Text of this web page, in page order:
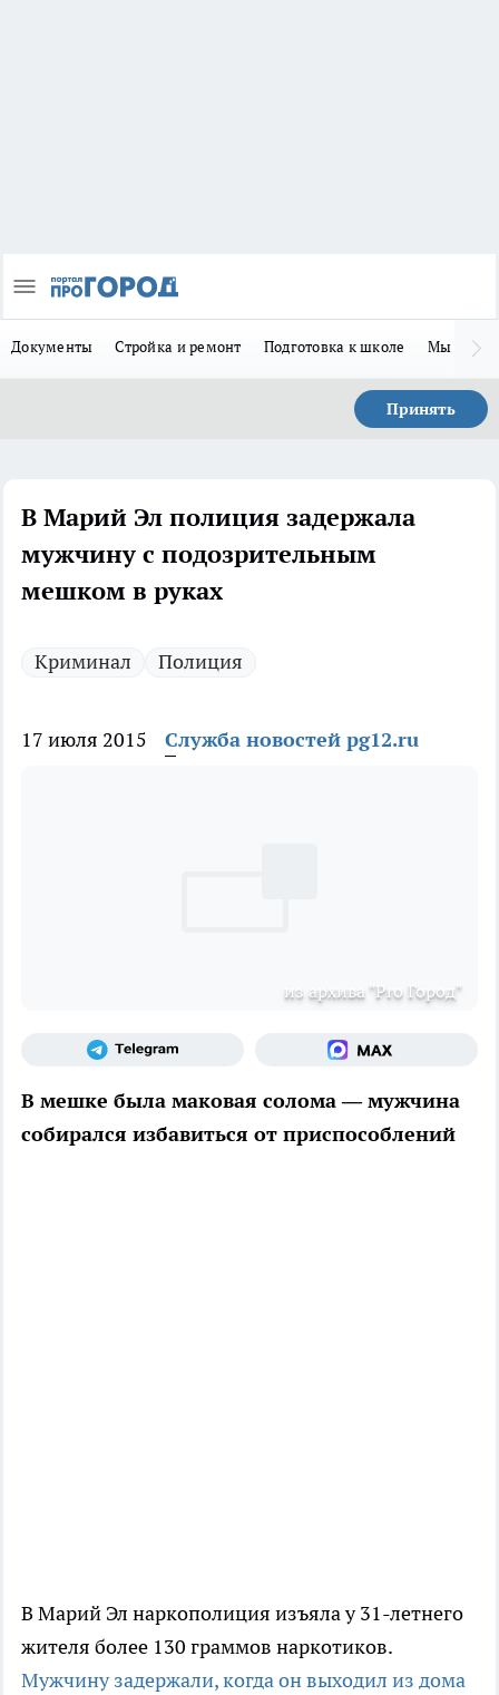
Документы Стройка и ремонт Подготовка к школе Мы в MAX
Принять
В Марий Эл полиция задержала
мужчину с подозрительным
мешком в руках
Криминал Полиция
17 июля 2015 Служба новостей pg12.ru
из архива "Pro Город"
В мешке была маковая солома — мужчина
собирался избавиться от приспособлений
В Марий Эл наркополиция изъяла у 31-летнего
жителя более 130 граммов наркотиков.
Мужчину задержали, когда он выходил из дома